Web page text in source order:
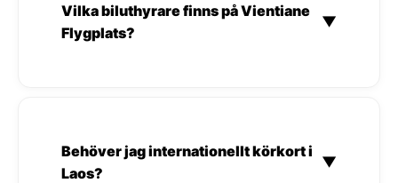
Vilka biluthyrare finns på Vientiane
Flygplats?
▼
Behöver jag internationellt körkort i
Laos?
▼